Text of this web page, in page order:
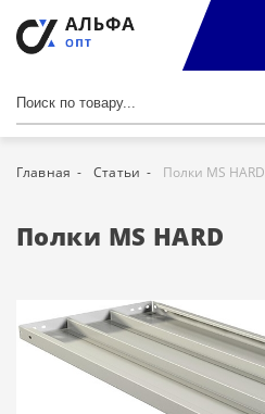
Главная Статьи Полки MS HARD
Полки MS HARD